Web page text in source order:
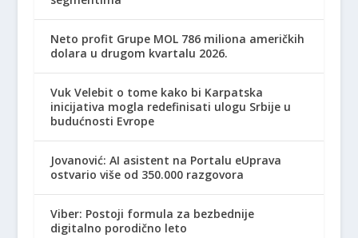
Neto profit Grupe MOL 786 miliona američkih
dolara u drugom kvartalu 2026.
Vuk Velebit o tome kako bi Karpatska
inicijativa mogla redefinisati ulogu Srbije u
budućnosti Evrope
Jovanović: AI asistent na Portalu eUprava
ostvario više od 350.000 razgovora
Viber: Postoji formula za bezbednije
digitalno porodično leto